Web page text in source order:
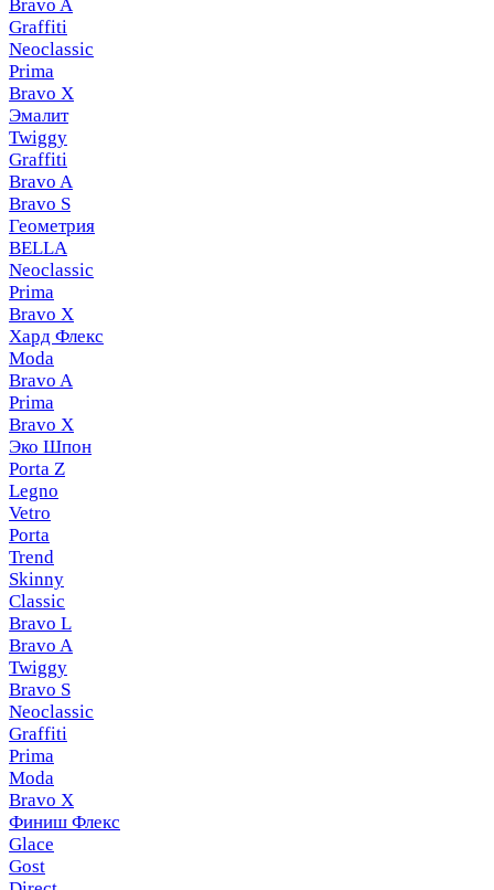
Bravo A
Graffiti
Neoclassic
Prima
Bravo X
Эмалит
Twiggy
Graffiti
Bravo A
Bravo S
Геометрия
BELLA
Neoclassic
Prima
Bravo X
Хард Флекс
Moda
Bravo A
Prima
Bravo X
Эко Шпон
Porta Z
Legno
Vetro
Porta
Trend
Skinny
Classic
Bravo L
Bravo A
Twiggy
Bravo S
Neoclassic
Graffiti
Prima
Moda
Bravo X
Финиш Флекс
Glace
Gost